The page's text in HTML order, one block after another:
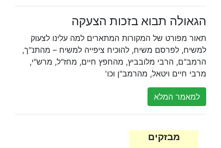
הגאולה תבוא בזכות הצעקה
תאור מפורט של המקורות המתארים למה עלינו לצעוק
למשיח, לפרסם משיח, להוכיח ציפייה למשיח – מהתנ"ך,
הרמב"ם, הרבי מלובביץ, מהחפץ חיים, מחז"ל, מרש"י,
מרבי חיים ויטאל, מהרמב"ן וכו'
למאמר המלא
מבזקים